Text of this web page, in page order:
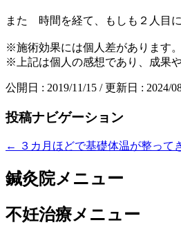
また 時間を経て、もしも２人目
※施術効果には個人差があります。
※上記は個人の感想であり、成果
公開日 : 2019/11/15 / 更新日 : 2024/
投稿ナビゲーション
← ３カ月ほどで基礎体温が整っ
鍼灸院メニュー
不妊治療メニュー